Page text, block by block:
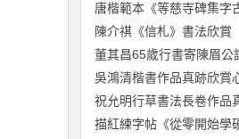
唐楷範本《等慈寺碑集字
陳介祺《信札》書法欣賞
董其昌65歲行書寄陳眉公
吳鴻清楷書作品真跡欣賞
祝允明行草書法長卷作品
描紅練字帖《從零開始學